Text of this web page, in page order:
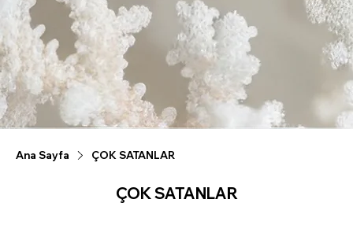
Ana Sayfa ÇOK SATANLAR
ÇOK SATANLAR